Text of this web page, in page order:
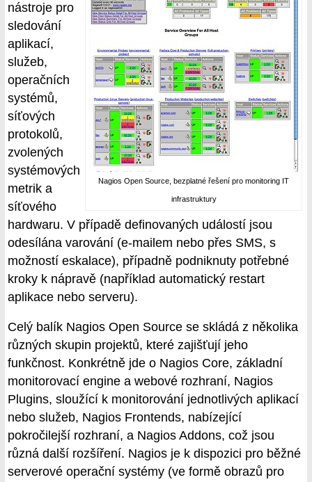
Nagios Open Source, bezplatné řešení pro monitoring IT
infrastruktury
nástroje pro
sledování
aplikací,
služeb,
operačních
systémů,
síťových
protokolů,
zvolených
systémových
metrik a
síťového
hardwaru. V případě definovaných událostí jsou
odesílána varování (e-mailem nebo přes SMS, s
možností eskalace), případně podniknuty potřebné
kroky k nápravě (například automatický restart
aplikace nebo serveru).
Celý balík Nagios Open Source se skládá z několika
různých skupin projektů, které zajišťují jeho
funkčnost. Konkrétně jde o Nagios Core, základní
monitorovací engine a webové rozhraní, Nagios
Plugins, sloužící k monitorování jednotlivých aplikací
nebo služeb, Nagios Frontends, nabízející
pokročilejší rozhraní, a Nagios Addons, což jsou
různá další rozšíření. Nagios je k dispozici pro běžné
serverové operační systémy (ve formě obrazů pro